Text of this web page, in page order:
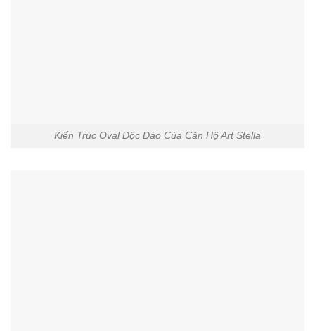
Kiến Trúc Oval Độc Đáo Của Căn Hộ Art Stella